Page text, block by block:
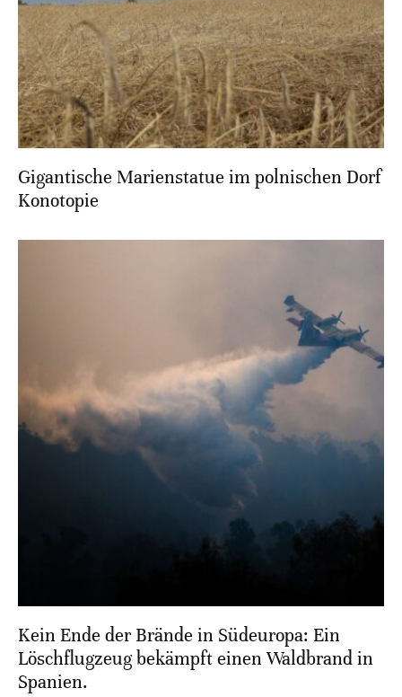
Gigantische Marienstatue im polnischen Dorf
Konotopie
Kein Ende der Brände in Südeuropa: Ein
Löschflugzeug bekämpft einen Waldbrand in
Spanien.